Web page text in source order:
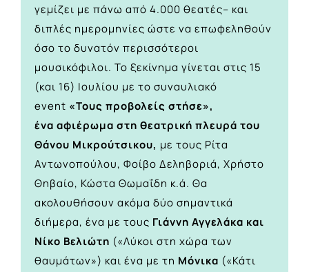
γεμίζει με πάνω από 4.000 θεατές– και
διπλές ημερομηνίες ώστε να επωφεληθούν
όσο το δυνατόν περισσότεροι
μουσικόφιλοι. Το ξεκίνημα γίνεται στις 15
(και 16) Ιουλίου με το συναυλιακό
event «Τους προβολείς στήσε»,
ένα αφιέρωμα στη θεατρική πλευρά του
Θάνου Μικρούτσικου, με τους Ρίτα
Αντωνοπούλου, Φοίβο Δεληβοριά, Χρήστο
Θηβαίο, Κώστα Θωμαΐδη κ.ά. Θα
ακολουθήσουν ακόμα δύο σημαντικά
διήμερα, ένα με τους Γιάννη Αγγελάκα και
Νίκο Βελιώτη («Λύκοι στη χώρα των
θαυμάτων») και ένα με τη Μόνικα («Κάτι